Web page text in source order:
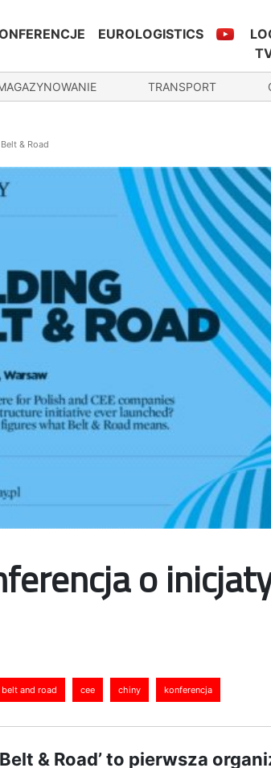
EUROLOGISTICS
TRANSPORT
& Road
o
belt and road cee chiny konferencja
& Road’ to pierwsza